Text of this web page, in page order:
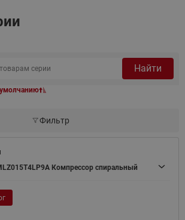
Найти
Фильтр
Компрессор спиральный